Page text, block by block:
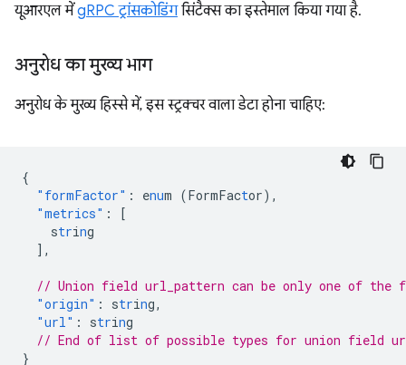
यूआरएल मेंgRPC ट्रांसकोडिंगसिंटैक्स का इस्तेमाल किया गया है.
अनुरोध का मुख्य भाग
अनुरोध के मुख्य हिस्से में, इस स्ट्रक्चर वाला डेटा होना चाहिए:
{
"formFactor" : enum (FormFactor) ,
"metrics" :
[
string
],
// Union field url_pattern can be only one of the
"origin" : string,
"url" : string
// End of list of possible types for union field
}